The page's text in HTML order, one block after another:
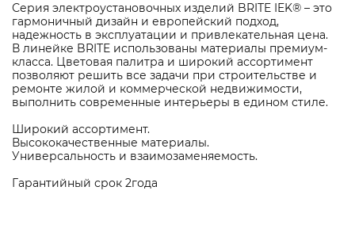
Серия электроустановочных изделий BRITE IEK® – это
гармоничный дизайн и европейский подход,
надежность в эксплуатации и привлекательная цена.
В линейке BRITE использованы материалы премиум-
класса. Цветовая палитра и широкий ассортимент
позволяют решить все задачи при строительстве и
ремонте жилой и коммерческой недвижимости,
выполнить современные интерьеры в едином стиле.
Широкий ассортимент.
Высококачественные материалы.
Универсальность и взаимозаменяемость.
Гарантийный срок 2года